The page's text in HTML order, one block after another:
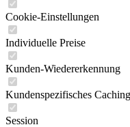
Cookie-Einstellungen
Individuelle Preise
Kunden-Wiedererkennung
Kundenspezifisches Caching
Session